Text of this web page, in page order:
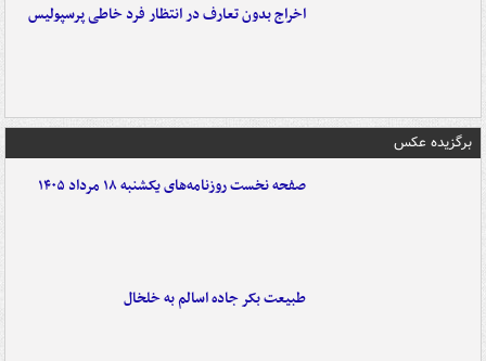
اخراج بدون تعارف در انتظار فرد خاطی پرسپولیس
برگزیده عکس
صفحه نخست روزنامه‌های یکشنبه ۱۸ مرداد ۱۴۰۵
طبیعت بکر جاده اسالم به خلخال